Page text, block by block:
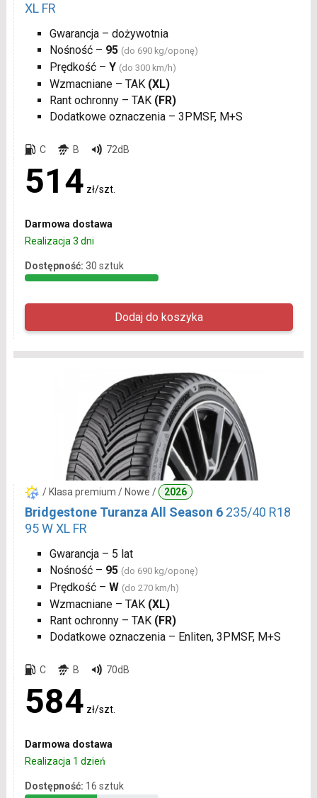
XL FR
Gwarancja – dożywotnia
Nośność – 95 (do 690 kg/oponę)
Prędkość – Y (do 300 km/h)
Wzmacniane – TAK (XL)
Rant ochronny – TAK (FR)
Dodatkowe oznaczenia – 3PMSF, M+S
C B 72dB
514 zł/szt.
Darmowa dostawa
Realizacja 3 dni
Dostępność: 30 sztuk
/ Klasa premium / Nowe / 2026
Bridgestone Turanza All Season 6 235/40 R18
95 W XL FR
Gwarancja – 5 lat
Nośność – 95 (do 690 kg/oponę)
Prędkość – W (do 270 km/h)
Wzmacniane – TAK (XL)
Rant ochronny – TAK (FR)
Dodatkowe oznaczenia – Enliten, 3PMSF, M+S
C B 70dB
584 zł/szt.
Darmowa dostawa
Realizacja 1 dzień
Dostępność: 16 sztuk